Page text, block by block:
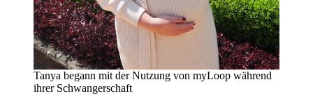
Tanya begann mit der Nutzung von myLoop während
ihrer Schwangerschaft